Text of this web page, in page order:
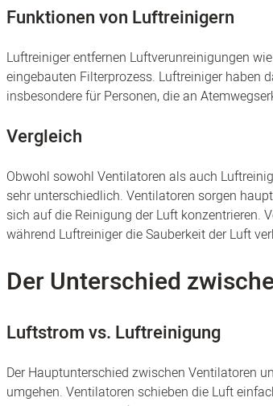
Funktionen von Luftreinigern
Luftreiniger entfernen Luftverunreinigungen
eingebauten Filterprozess. Luftreiniger haben
insbesondere für Personen, die an
Vergleich
Obwohl sowohl Ventilatoren als auch
sehr unterschiedlich. Ventilatoren sorgen
sich auf die Reinigung der Luft konzentrieren.
während Luftreiniger die Sauberkeit der Luft
Der Unterschied
Luftstrom vs. Luftreinigung
Der Hauptunterschied zwischen Ventilatoren
umgehen. Ventilatoren schieben die Luft